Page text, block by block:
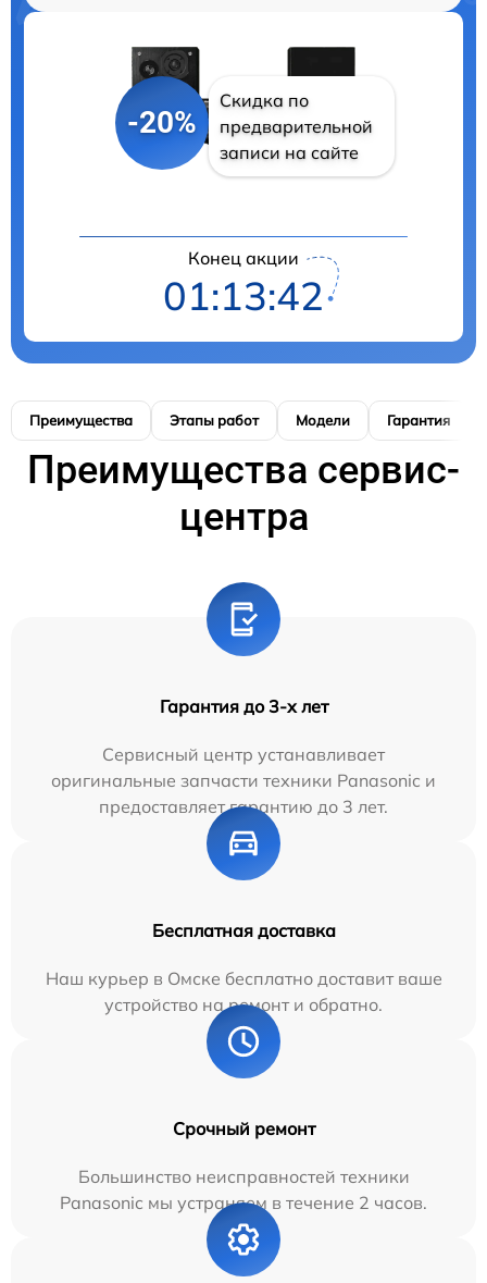
-20%
Скидка по
предварительной
записи на сайте
Конец акции
01:13:41
Преимущества Этапы работ Модели Гарантия
Преимущества сервис-
центра
Гарантия до 3-х лет
Сервисный центр устанавливает
оригинальные запчасти техники Panasonic и
предоставляет гарантию до 3 лет.
Бесплатная доставка
Наш курьер в Омске бесплатно доставит ваше
устройство на ремонт и обратно.
Срочный ремонт
Большинство неисправностей техники
Panasonic мы устраняем в течение 2 часов.